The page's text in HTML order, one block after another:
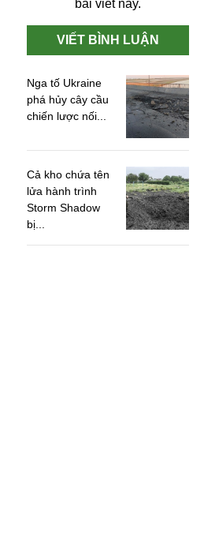
bài viết này.
VIẾT BÌNH LUẬN
Nga tố Ukraine
phá hủy cây cầu
chiến lược nối...
Cả kho chứa tên
lửa hành trình
Storm Shadow
bị...